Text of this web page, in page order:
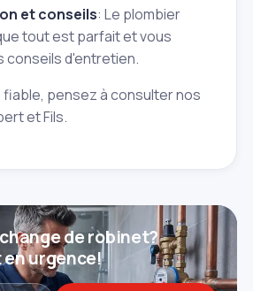
et conseils: Le plombier
tout est parfait et vous
conseils d'entretien.
fiable, pensez à consulter nos
et Fils.
de robinet?
urgence!